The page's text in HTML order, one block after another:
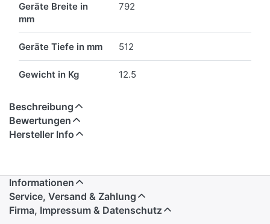
Geräte Breite in
mm
792
Geräte Tiefe in mm 512
Gewicht in Kg 12.5
Beschreibung
Bewertungen
Hersteller Info
Informationen
Service, Versand & Zahlung
Firma, Impressum & Datenschutz